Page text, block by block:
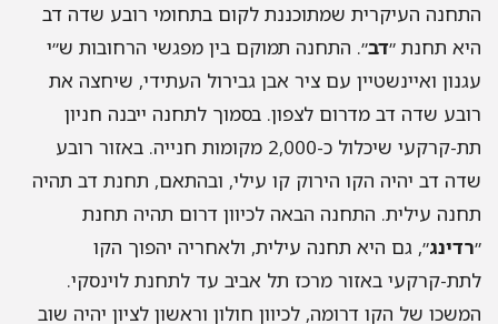
העיקרית שמתוכננת לקום בתחומי רובע שדה דב
תחנת ״דב ״. התחנה תמוקם בין מפגשי הרחובות ש״י
ואיינשטיין עם ציר אבן גבירול העתידי, שיחצה את
שדה דב מדרום לצפון. בסמוך לתחנה ייבנה חניון
תת-קרקעי שיכלול כ-2,000 מקומות חנייה. באזור רובע
דב יהיה הקו הירוק קו עילי, ובהתאם, תחנת דב תהיה
עילית. התחנה הבאה לכיוון דרום תהיה תחנת
״, גם היא תחנה עילית, ולאחריה יהפוך הקו
קרקעי באזור מרכז תל אביב עד לתחנת לוינסקי.
של הקו דרומה, לכיוון חולון וראשון לציון יהיה שוב